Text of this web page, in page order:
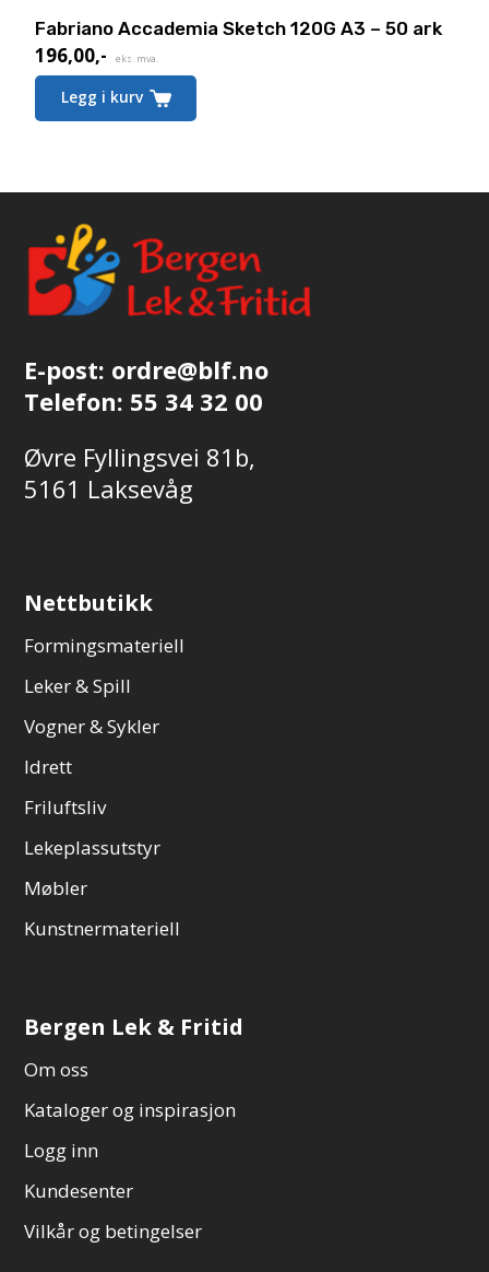
Fabriano Accademia Sketch 120G A3 – 50 ark
196,00,- eks. mva.
Legg i kurv
E-post: ordre@blf.no
Telefon: 55 34 32 00
Øvre Fyllingsvei 81b,
5161 Laksevåg
Nettbutikk
Formingsmateriell
Leker & Spill
Vogner & Sykler
Idrett
Friluftsliv
Lekeplassutstyr
Møbler
Kunstnermateriell
Bergen Lek & Fritid
Om oss
Kataloger og inspirasjon
Logg inn
Kundesenter
Vilkår og betingelser